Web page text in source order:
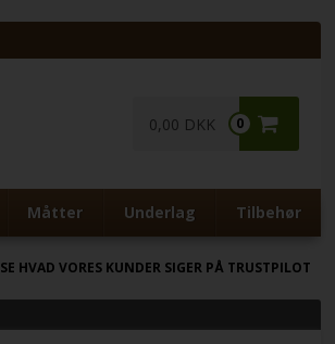
0
0,00 DKK
Måtter Underlag Tilbehør
SE HVAD VORES KUNDER SIGER PÅ TRUSTPILOT